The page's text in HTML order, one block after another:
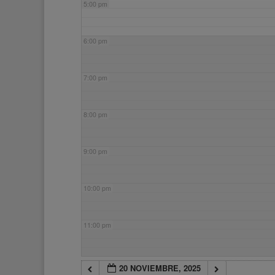
5:00 pm
6:00 pm
7:00 pm
8:00 pm
9:00 pm
10:00 pm
11:00 pm
20 NOVIEMBRE, 2025